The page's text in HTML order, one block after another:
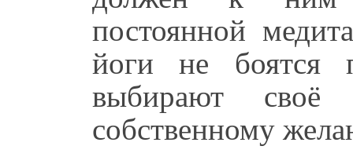
постоянной
йоги не боятся
выбирают
собственному